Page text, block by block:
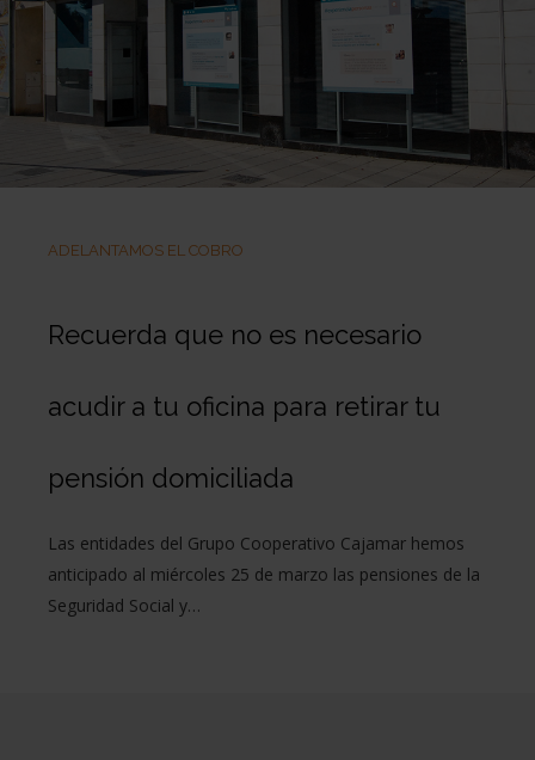
ADELANTAMOS EL COBRO
Recuerda que no es necesario
acudir a tu oficina para retirar tu
pensión domiciliada
Las entidades del Grupo Cooperativo Cajamar hemos
anticipado al miércoles 25 de marzo las pensiones de la
Seguridad Social y…